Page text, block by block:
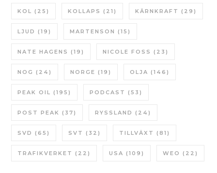
KOL (25) KOLLAPS (21) KÄRNKRAFT (29)
LJUD (19) MARTENSON (15)
NATE HAGENS (19) NICOLE FOSS (23)
NOG (24) NORGE (19) OLJA (146)
PEAK OIL (195) PODCAST (53)
POST PEAK (37) RYSSLAND (24)
SVD (65) SVT (32) TILLVÄXT (81)
TRAFIKVERKET (22) USA (109) WEO (22)